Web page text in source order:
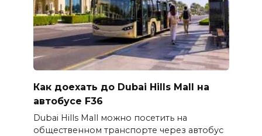
Как доехать до Dubai Hills Mall на
автобусе F36
Dubai Hills Mall можно посетить на
общественном транспорте через автобус